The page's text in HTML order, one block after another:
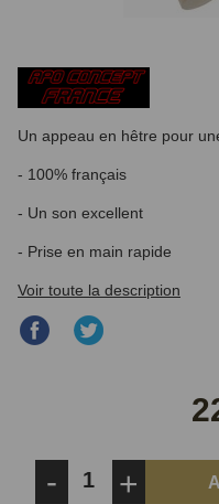
Un appeau en hêtre pour
- 100% français
- Un son excellent
- Prise en main rapide
Voir toute la description
Partager
-
+